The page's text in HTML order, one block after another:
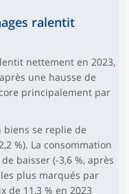
ralentit
nettement en 2023,
une hausse de
principalement par
biens se replie de
%). La consommation
baisser (-3,6 %, après
plus marqués par
de 11,3 % en 2023